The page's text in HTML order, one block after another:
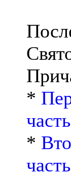
*
часть
*
часть